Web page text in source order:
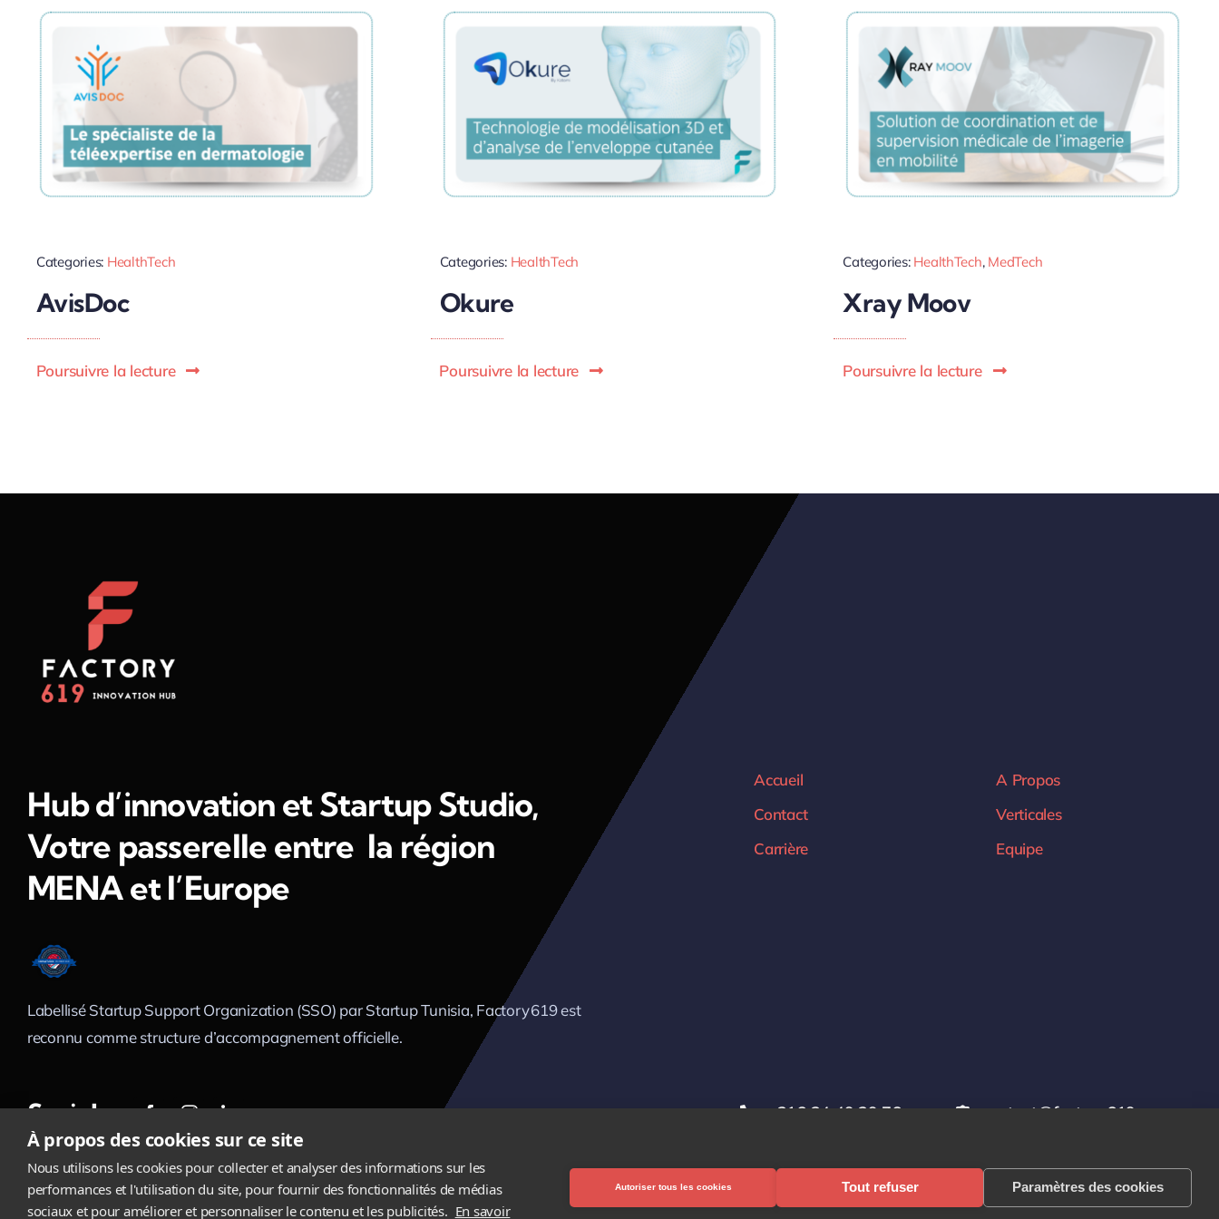
À propos des cookies sur ce site
Nous utilisons les cookies pour collecter et analyser des informations sur les
performances et l'utilisation du site, pour fournir des fonctionnalités de médias
sociaux et pour améliorer et personnaliser le contenu et les publicités. En savoir
Autoriser tous les cookies Tout refuser Paramètres des cookies
Categories: HealthTech
AvisDoc
Poursuivre la lecture
Categories: HealthTech
Okure
Poursuivre la lecture
Categories: HealthTech, MedTech
Xray Moov
Poursuivre la lecture
Hub d’innovation et Startup Studio,
Votre passerelle entre la région
MENA et l’Europe
Labellisé Startup Support Organization (SSO) par Startup Tunisia, Factory 619 est
reconnu comme structure d’accompagnement officielle.
Accueil
Contact
Carrière
A Propos
Verticales
Equipe
Social +216 24 49 29 76 contact@factory619.com
Tous droits réservés © 2016-2026 | Factory 619 SARL Mentions légales Politique de confidentialité